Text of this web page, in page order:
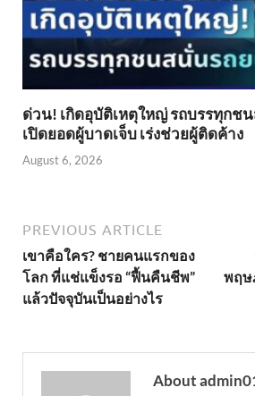
ด่วน! เกิดอุบัติเหตุใหญ่ รถบรรทุกช
เปิดยอดผู้บาดเจ็บ เร่งช่วยผู้ติดค้าง
August 6, 2026
PREVIOUS ARTICLE
เขาคือใคร? ชายคนแรกของ
โลก ที่แช่แข็งรอ “ฟื้นคืนชีพ”
แล้วปัจจุบันเป็นอย่างไร
พฤษ
About